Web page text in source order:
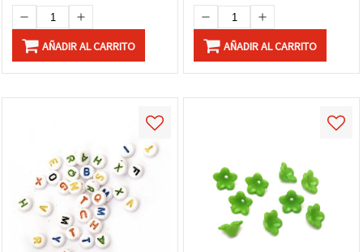
AÑADIR AL CARRITO AÑADIR AL CARRITO